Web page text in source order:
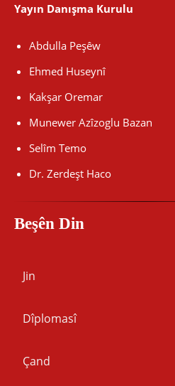
Yayın Danışma Kurulu
Abdulla Peşêw
Ehmed Huseynî
Kakşar Oremar
Munewer Azîzoglu Bazan
Selîm Temo
Dr. Zerdeşt Haco
Beşên Din
Jin
Dîplomasî
Çand